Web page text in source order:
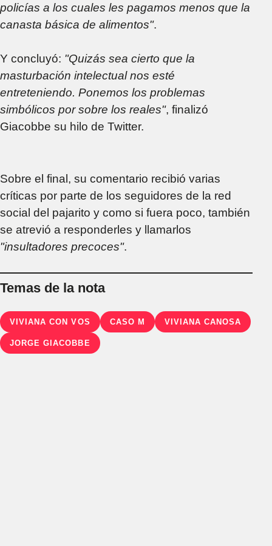
policías a los cuales les pagamos menos que la
canasta básica de alimentos".
Y concluyó: "Quizás sea cierto que la
masturbación intelectual nos esté
entreteniendo. Ponemos los problemas
simbólicos por sobre los reales", finalizó
Giacobbe su hilo de Twitter.
Sobre el final, su comentario recibió varias
críticas por parte de los seguidores de la red
social del pajarito y como si fuera poco, también
se atrevió a responderles y llamarlos
"insultadores precoces".
Temas de la nota
VIVIANA CON VOS CASO M VIVIANA CANOSA
JORGE GIACOBBE